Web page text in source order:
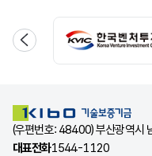
(우편번호: 48400) 부산광역시
대표전화1544-1120